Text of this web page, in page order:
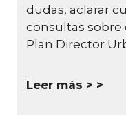
dudas, aclarar
consultas
Plan Director
Leer más >